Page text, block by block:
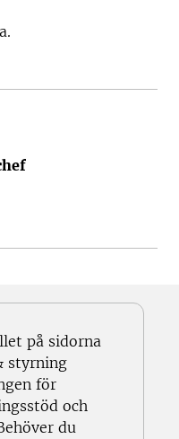
på sidorna
styrning
för
och
du